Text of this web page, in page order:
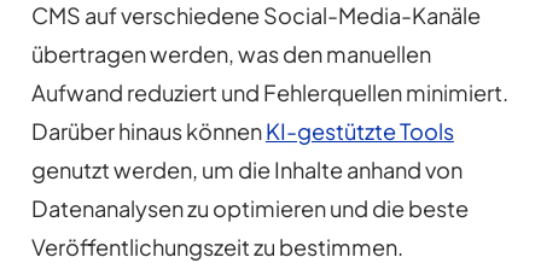
CMS auf verschiedene Social-Media-Kanäle
übertragen werden, was den manuellen
Aufwand reduziert und Fehlerquellen minimiert.
Darüber hinaus könnenKI-gestützte Tools
genutzt werden, um die Inhalte anhand von
Datenanalysen zu optimieren und die beste
Veröffentlichungszeit zu bestimmen.